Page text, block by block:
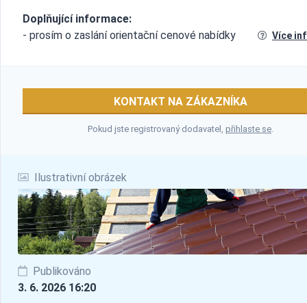
Ilustrativní obrázek
Publikováno
3. 6. 2026 16:20
Doplňující informace:
- prosím o zaslání orientační cenové nabídky
Více
KONTAKT NA ZÁKAZNÍKA
Pokud jste registrovaný dodavatel, přihlaste se.